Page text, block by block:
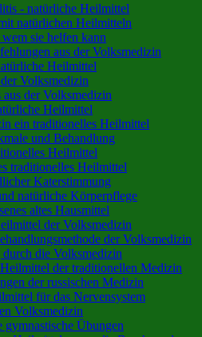
- natürliche Heilmittel
natürlichen Heilmitteln
sie helfen kann
aus der Volksmedizin
Heilmittel
Volksmedizin
der Volksmedizin
Heilmittel
ein traditionelles Heilmittel
und Behandlung
Heilmittel
traditionelles Heilmittel
Katerstimmung
natürliche Körperpflege
altes Hausmittel
der Volksmedizin
der Volksmedizin
die Volksmedizin
der traditionellen Medizin
der russischen Medizin
für das Nervensystem
Volksmedizin
gymnastische Übungen